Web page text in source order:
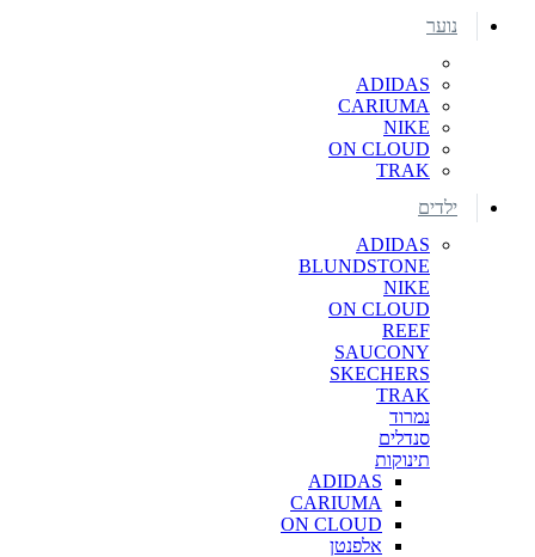
נוער
ADIDAS
CARIUMA
NIKE
ON CLOUD
TRAK
ילדים
ADIDAS
BLUNDSTONE
NIKE
ON CLOUD
REEF
SAUCONY
SKECHERS
TRAK
נמרוד
סנדלים
תינוקות
ADIDAS
CARIUMA
ON CLOUD
אלפנטן